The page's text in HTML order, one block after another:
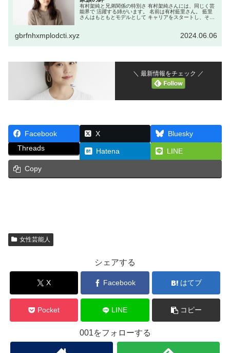
有村架純と兄弟関係の特別さ 有村架純さんには、同じく芸
能界で 活躍する姉がいます。 名前は有村藍里さん。 藍里
さんはもともとモデルとして キャリアをスタートし、その
gbrfnhxmplodcti.xyz 2024.06.06
＼ 最新情報をチェック ／
Facebook X
Bluesky
Threads
Hatena LINE
Copy
女性芸能人
シェアする
X Facebook はてブ
Pocket LINE コピー
001をフォローする